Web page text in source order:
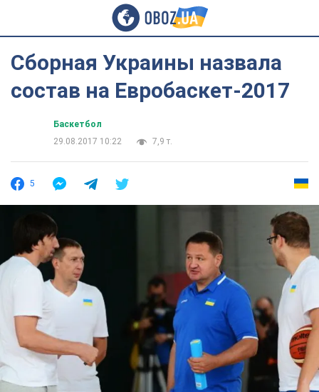
Сборная Украины назвала
состав на Евробаскет-2017
Баскетбол
29.08.2017 10:22
7,9 т.
5